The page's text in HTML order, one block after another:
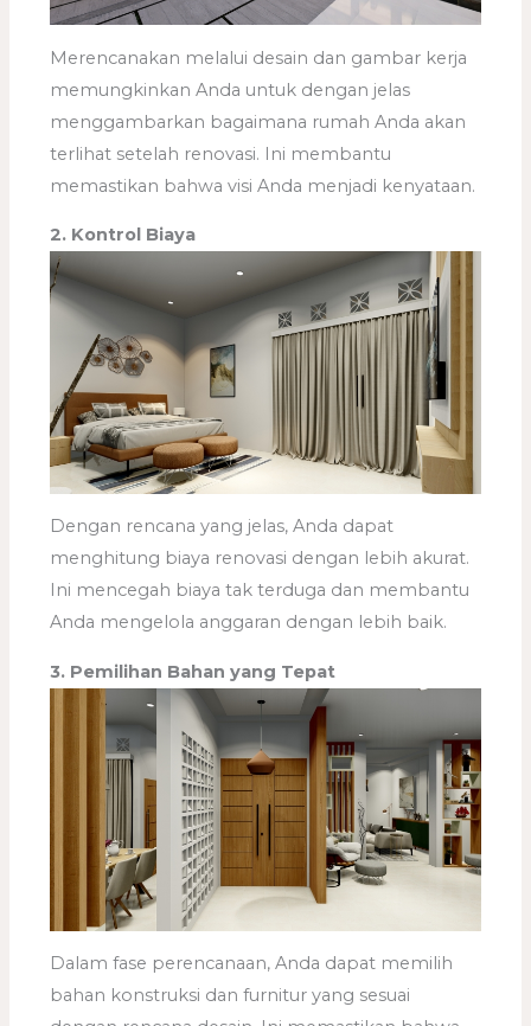
Merencanakan melalui desain dan gambar kerja
memungkinkan Anda untuk dengan jelas
menggambarkan bagaimana rumah Anda akan
terlihat setelah renovasi. Ini membantu
memastikan bahwa visi Anda menjadi kenyataan.
2. Kontrol Biaya
Dengan rencana yang jelas, Anda dapat
menghitung biaya renovasi dengan lebih akurat.
Ini mencegah biaya tak terduga dan membantu
Anda mengelola anggaran dengan lebih baik.
3. Pemilihan Bahan yang Tepat
Dalam fase perencanaan, Anda dapat memilih
bahan konstruksi dan furnitur yang sesuai